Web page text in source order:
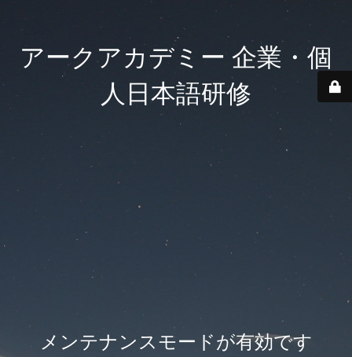
アークアカデミー 企業・個
人日本語研修
メンテナンスモードが有効です